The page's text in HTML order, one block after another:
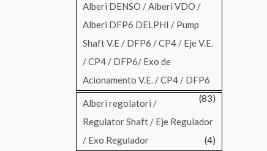
Alberi DENSO / Alberi VDO /
Alberi DFP6 DELPHI / Pump
Shaft V.E / DFP6 / CP4 / Eje V.E.
/ CP4 / DFP6/ Exo de
Acionamento V.E. / CP4 / DFP6
(83)
Alberi regolatori /
Regulator Shaft / Eje Regulador
/ Exo Regulador
(4)